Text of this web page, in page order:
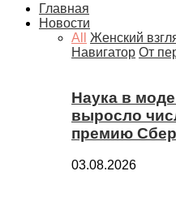
Главная
Новости
All
Женский
Навигатор От
Наука в
выросло
премию
03.08.2026